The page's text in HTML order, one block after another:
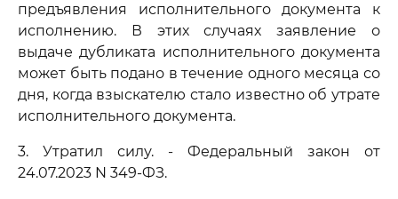
предъявления исполнительного документа к
исполнению. В этих случаях заявление о
выдаче дубликата исполнительного документа
может быть подано в течение одного месяца со
дня, когда взыскателю стало известно об утрате
исполнительного документа.
3. Утратил силу. - Федеральный закон от
24.07.2023 N 349-ФЗ.